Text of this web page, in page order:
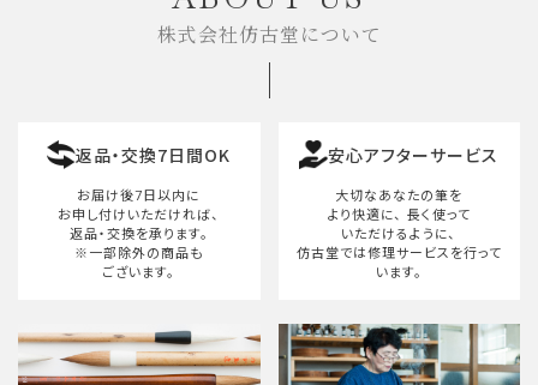
株式会社仿古堂について
返品・交換7日間OK
お届け後7日以内に
お申し付けいただければ、
返品・交換を承ります。
※一部除外の商品も
ございます。
安心アフターサービス
大切なあなたの筆を
より快適に、 長く使って
いただけるように、
仿古堂では修理サービスを行って
います。